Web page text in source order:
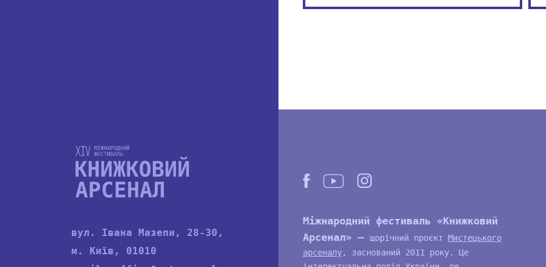
вул. Івана Мазепи, 28-30,
м. Київ, 01010
Міжнародний фестиваль «Книжковий
Арсенал» —
щорічний проєкт Мистецького
арсеналу, заснований 2011 року. Це